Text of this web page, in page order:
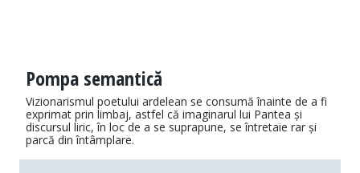
Pompa semantică
Vizionarismul poetului ardelean se consumă înainte de a fi
exprimat prin limbaj, astfel că imaginarul lui Pantea și
discursul liric, în loc de a se suprapune, se întretaie rar și
parcă din întâmplare.